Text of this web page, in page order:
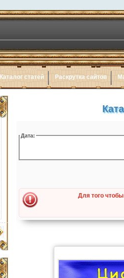
Каталог статей Раскрутка сайтов
Дата:
Для того